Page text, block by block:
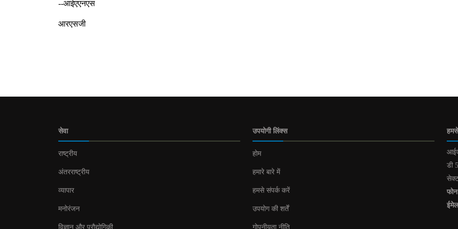
--आईएएनएस
आरएसजी
सेवा
राष्ट्रीय
अंतरराष्ट्रीय
व्यापार
मनोरंजन
विज्ञान और प्रौद्योगिकी
उपयोगी लिंक्स
होम
हमारे बारे में
हमसे संपर्क करें
उपयोग की शर्तें
गोपनीयता नीति
डी